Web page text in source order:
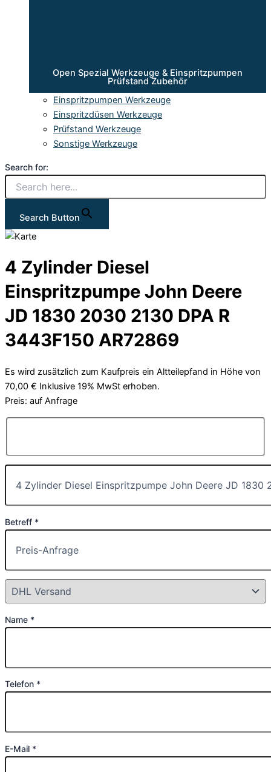
Open Spezial Werkzeuge & Einspritzpumpen
Prüfstand Zubehör
Einspritzpumpen Werkzeuge
Einspritzdüsen Werkzeuge
Prüfstand Werkzeuge
Sonstige Werkzeuge
Search for:
Search Button
4 Zylinder Diesel
Einspritzpumpe John Deere
JD 1830 2030 2130 DPA R
3443F150 AR72869
Es wird zusätzlich zum Kaufpreis ein Altteilepfand in Höhe von
70,00 € Inklusive 19% MwSt erhoben.
Preis: auf Anfrage
Betreff *
Name *
Telefon *
E-Mail *